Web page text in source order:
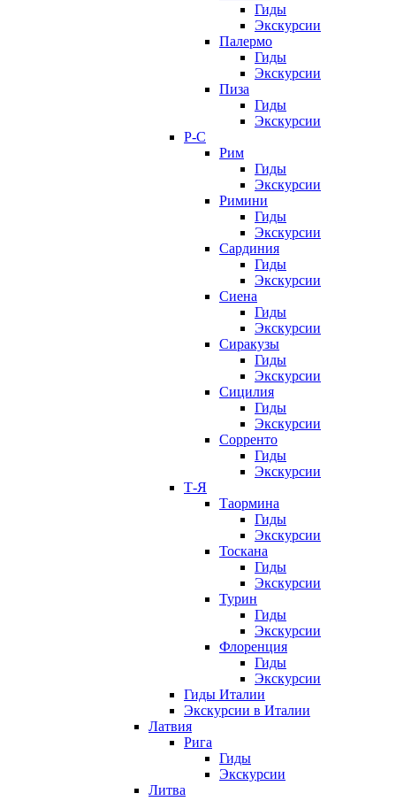
Гиды
Экскурсии
Палермо
Гиды
Экскурсии
Пиза
Гиды
Экскурсии
Р-С
Рим
Гиды
Экскурсии
Римини
Гиды
Экскурсии
Сардиния
Гиды
Экскурсии
Сиена
Гиды
Экскурсии
Сиракузы
Гиды
Экскурсии
Сицилия
Гиды
Экскурсии
Сорренто
Гиды
Экскурсии
Т-Я
Таормина
Гиды
Экскурсии
Тоскана
Гиды
Экскурсии
Турин
Гиды
Экскурсии
Флоренция
Гиды
Экскурсии
Гиды Италии
Экскурсии в Италии
Латвия
Рига
Гиды
Экскурсии
Литва